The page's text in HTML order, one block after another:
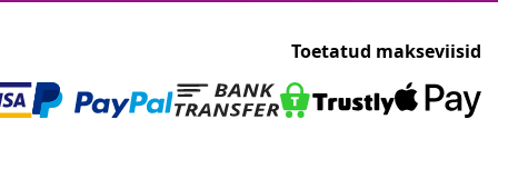
Toetatud makseviisid